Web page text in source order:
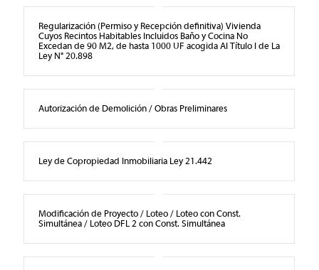
Regularización (Permiso y Recepción definitiva) Vivienda
Cuyos Recintos Habitables Incluidos Baño y Cocina No
Excedan de 90 M2, de hasta 1000 UF acogida Al Título I de La
Ley N° 20.898
Autorización de Demolición / Obras Preliminares
Ley de Copropiedad Inmobiliaria Ley 21.442
Modificación de Proyecto / Loteo / Loteo con Const.
Simultánea / Loteo DFL 2 con Const. Simultánea